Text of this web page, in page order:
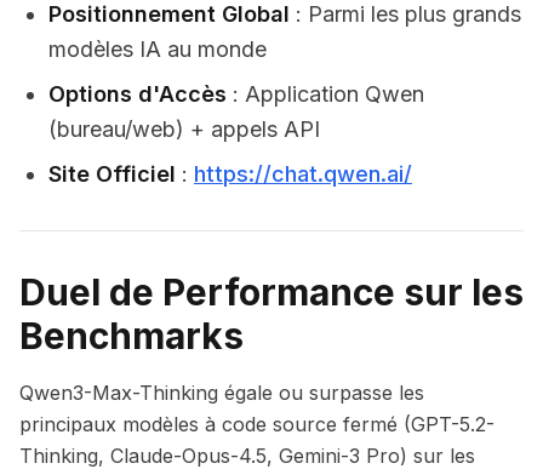
Positionnement Global : Parmi les plus grands
modèles IA au monde
Options d'Accès : Application Qwen
(bureau/web) + appels API
Site Officiel : https://chat.qwen.ai/
Duel de Performance sur les
Benchmarks
Qwen3-Max-Thinking égale ou surpasse les
principaux modèles à code source fermé (GPT-5.2-
Thinking, Claude-Opus-4.5, Gemini-3 Pro) sur les